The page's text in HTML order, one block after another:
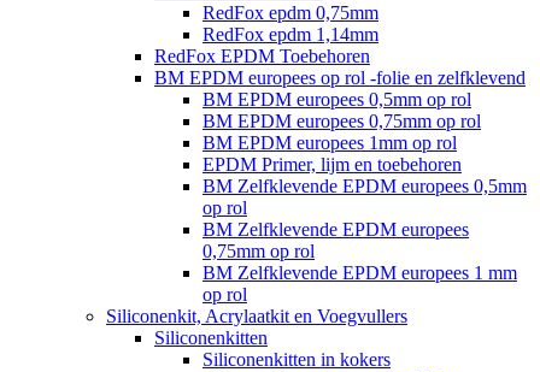
RedFox epdm 0,75mm
RedFox epdm 1,14mm
RedFox EPDM Toebehoren
BM EPDM europees op rol -folie en zelfklevend
BM EPDM europees 0,5mm op rol
BM EPDM europees 0,75mm op rol
BM EPDM europees 1mm op rol
EPDM Primer, lijm en toebehoren
BM Zelfklevende EPDM europees 0,5mm
op rol
BM Zelfklevende EPDM europees
0,75mm op rol
BM Zelfklevende EPDM europees 1 mm
op rol
Siliconenkit, Acrylaatkit en Voegvullers
Siliconenkitten
Siliconenkitten in kokers